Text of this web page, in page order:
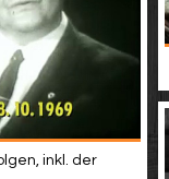
inkl. der